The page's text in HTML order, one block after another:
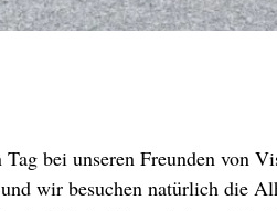
bei unseren Freunden von
und wir besuchen natürlich die